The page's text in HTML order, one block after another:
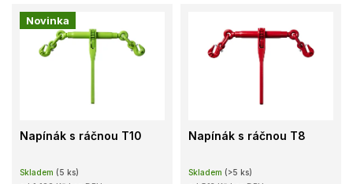
Novinka
Napínák s ráčnou T10
Skladem (5 ks)
Napínák s ráčnou T8
Skladem (>5 ks)